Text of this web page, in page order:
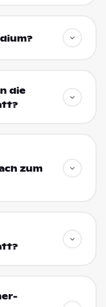
die
zum